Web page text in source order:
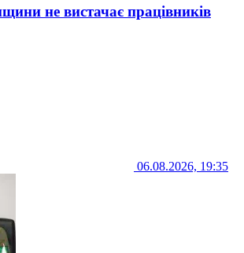
не вистачає працівників
06.08.2026, 19:35